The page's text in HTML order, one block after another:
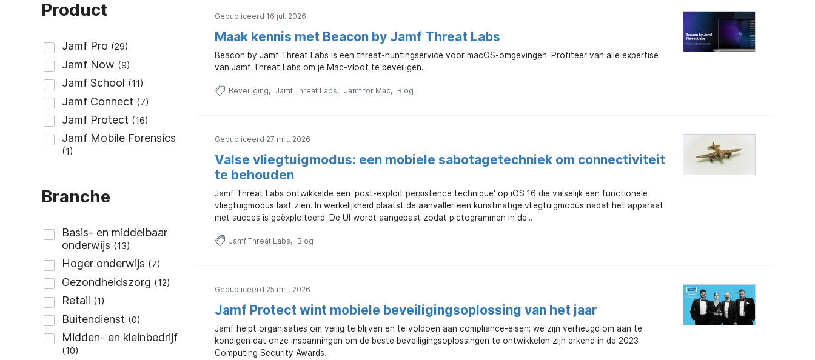
Product
Branche
Gepubliceerd 16 jul. 2026
Maak kennis met Beacon by Jamf Threat Labs
Beacon by Jamf Threat Labs is een threat-huntingservice voor macOS-omgevingen. Profiteer van alle expertise
van Jamf Threat Labs om je Mac-vloot te beveiligen.
Beveiliging Jamf Threat Labs Jamf for Mac Blog
Gepubliceerd 27 mrt. 2026
Valse vliegtuigmodus: een mobiele sabotagetechniek om connectiviteit
te behouden
Jamf Threat Labs ontwikkelde een 'post-exploit persistence technique' op iOS 16 die valselijk een functionele
vliegtuigmodus laat zien. In werkelijkheid plaatst de aanvaller een kunstmatige vliegtuigmodus nadat het apparaat
met succes is geëxploiteerd. De UI wordt aangepast zodat pictogrammen in de...
Jamf Threat Labs Blog
Gepubliceerd 25 mrt. 2026
Jamf Protect wint mobiele beveiligingsoplossing van het jaar
Jamf helpt organisaties om veilig te blijven en te voldoen aan compliance-eisen; we zijn verheugd om aan te
kondigen dat onze inspanningen om de beste beveiligingsoplossingen te ontwikkelen zijn erkend in de 2023
Computing Security Awards.